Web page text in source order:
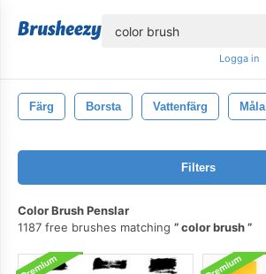
Logga in
Färg Borsta Vattenfärg Måla
Filters
Color Brush Penslar
1187 free brushes matching
color brush